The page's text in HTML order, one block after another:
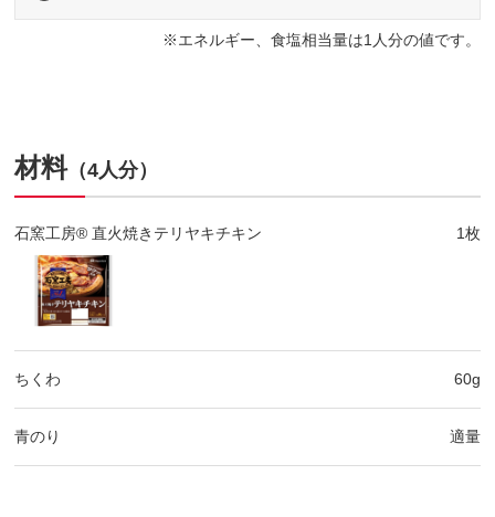
エネルギー、食塩相当量は1人分の値です。
材料（4人分）
石窯工房® 直火焼きテリヤキチキン 1枚
ちくわ 60g
青のり 適量